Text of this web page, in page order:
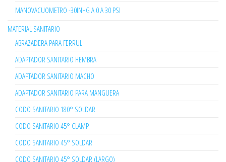
MANOVACUOMETRO -30INHG A 0 A 30 PSI
MATERIAL SANITARIO
ABRAZADERA PARA FERRUL
ADAPTADOR SANITARIO HEMBRA
ADAPTADOR SANITARIO MACHO
ADAPTADOR SANITARIO PARA MANGUERA
CODO SANITARIO 180° SOLDAR
CODO SANITARIO 45° CLAMP
CODO SANITARIO 45° SOLDAR
CODO SANITARIO 45° SOLDAR (LARGO)